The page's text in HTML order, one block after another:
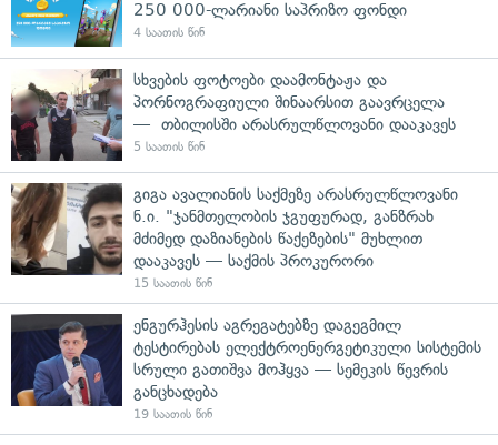
250 000-ლარიანი საპრიზო ფონდი
4 საათის წინ
სხვების ფოტოები დაამონტაჟა და
პორნოგრაფიული შინაარსით გაავრცელა
— თბილისში არასრულწლოვანი დააკავეს
5 საათის წინ
გიგა ავალიანის საქმეზე არასრულწლოვანი
ნ.ი. "ჯანმთელობის ჯგუფურად, განზრახ
მძიმედ დაზიანების წაქეზების" მუხლით
დააკავეს — საქმის პროკურორი
15 საათის წინ
ენგურჰესის აგრეგატებზე დაგეგმილ
ტესტირებას ელექტროენერგეტიკული სისტემის
სრული გათიშვა მოჰყვა — სემეკის წევრის
განცხადება
19 საათის წინ